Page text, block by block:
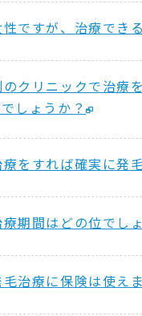
性ですが、治療でき
のクリニックで治療
しょうか？
療をすれば確実に発
療期間はどの位でし
毛治療に保険は使え